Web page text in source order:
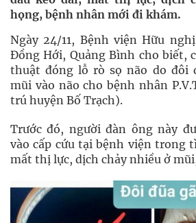
họng, bệnh nhân mới đi khám.
Ngày 24/11, Bệnh viện Hữu
Đồng Hới, Quảng Bình cho biết,
thuật đóng lỗ rò sọ não do đôi
mũi vào não cho bệnh nhân
trú huyện Bố Trạch).
Trước đó, người đàn ông này
vào cấp cứu tại bệnh viện trong
mất thị lực, dịch chảy nhiều ở